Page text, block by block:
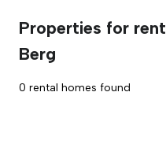
Properties for
Berg
0 rental homes found